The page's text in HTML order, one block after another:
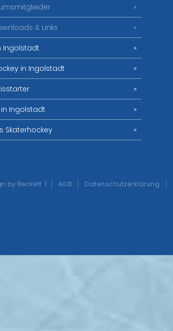
& Links
Ingolstadt
in Ingolstadt
in Ingolstadt
Skaterhockey
by Beckett | AGB Datenschutzerklärung